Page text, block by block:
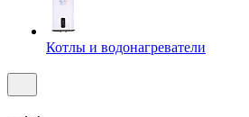
Котлы и водонагреватели